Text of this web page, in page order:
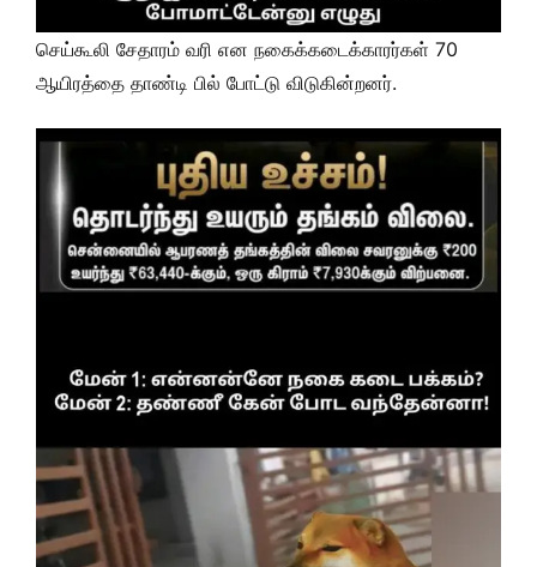
செய்கூலி சேதாரம் வரி என நகைக்கடைக்காரர்கள் 70
ஆயிரத்தை தாண்டி பில் போட்டு விடுகின்றனர்.